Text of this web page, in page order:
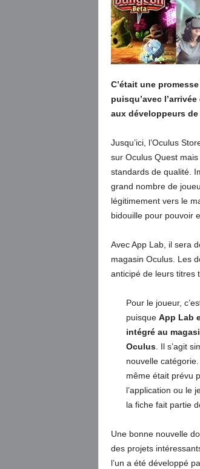
C’était une
puisqu’avec l’arrivée
aux développeurs
Jusqu’ici, l’Oculus
sur Oculus Quest
standards de qualité.
grand nombre de
légitimement vers le
bidouille pour pouvoir
Avec App Lab, il sera
magasin Oculus. Les
anticipé de leurs titres
Pour le joueur,
puisqueApp Lab
intégré au
Oculus . Il s’agit
nouvelle
même était prévu
l’application ou le
la fiche fait partie
Une bonne nouvelle
des projets
l’un a été développé